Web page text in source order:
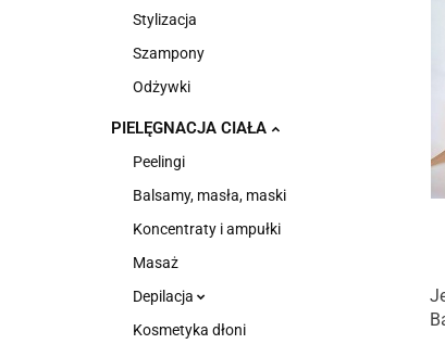
Stylizacja
Szampony
Odżywki
PIELĘGNACJA CIAŁA
Peelingi
Balsamy, masła, maski
Koncentraty i ampułki
Masaż
Depilacja
Kosmetyka dłoni